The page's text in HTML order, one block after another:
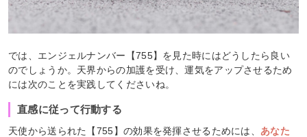
では、エンジェルナンバー【755】を見た時にはどうしたら良い
のでしょうか。天界からの加護を受け、運気をアップさせるため
には次のことを実践してくださいね。
直感に従って行動する
天使から送られた【755】の効果を発揮させるためには、 あなた